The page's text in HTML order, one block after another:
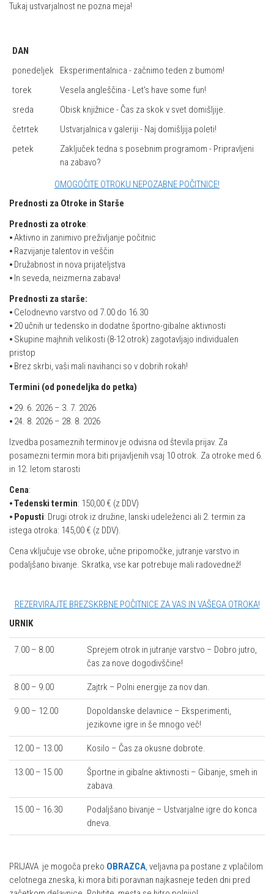
Tukaj ustvarjalnost ne pozna meja!
DAN
ponedeljek
Eksperimentalnica - začnimo teden z bumom!
torek
Vesela angleščina - Let's have some fun!
sreda
Obisk knjižnice - Čas za skok v svet domišljije.
četrtek
Ustvarjalnica v galeriji - Naj domišljija poleti!
petek
Zaključek tedna s posebnim programom - Pripravljeni
na zabavo?
OMOGOČITE OTROKU NEPOZABNE POČITNICE!
Prednosti za Otroke in Starše
Prednosti za otroke:
⦁ Aktivno in zanimivo preživljanje počitnic
⦁ Razvijanje talentov in veščin
⦁ Družabnost in nova prijateljstva
⦁ In seveda, neizmerna zabava!
Prednosti za starše:
⦁ Celodnevno varstvo od 7.00 do 16.30
⦁ 20 učnih ur tedensko in dodatne športno-gibalne aktivnosti
⦁ Skupine majhnih velikosti (8-12 otrok) zagotavljajo individualen
pristop
⦁ Brez skrbi, vaši mali navihanci so v dobrih rokah!
Termini (od ponedeljka do petka)
⦁ 29. 6. 2026 – 3. 7. 2026
⦁ 24. 8. 2026 – 28. 8. 2026
Izvedba posameznih terminov je odvisna od števila prijav. Za
posamezni termin mora biti prijavljenih vsaj 10 otrok. Za otroke med 6.
in 12. letom starosti
Cena:
⦁Tedenski termin: 150,00 € (z DDV)
⦁ Popusti: Drugi otrok iz družine, lanski udeleženci ali 2. termin za
istega otroka: 145,00 € (z DDV).
Cena vključuje vse obroke, učne pripomočke, jutranje varstvo in
podaljšano bivanje. Skratka, vse kar potrebuje mali radovednež!
REZERVIRAJTE BREZSKRBNE POČITNICE ZA VAS IN VAŠEGA OTROKA!
URNIK
7.00 – 8.00
Sprejem otrok in jutranje varstvo – Dobro jutro,
čas za nove dogodivščine!
8.00 – 9.00 Zajtrk – Polni energije za nov dan.
9.00 – 12.00
Dopoldanske delavnice – Eksperimenti,
jezikovne igre in še mnogo več!
12.00 – 13.00 Kosilo – Čas za okusne dobrote.
13.00 – 15.00
Športne in gibalne aktivnosti – Gibanje, smeh in
zabava.
15.00 – 16.30
Podaljšano bivanje – Ustvarjalne igre do konca
dneva.
PRIJAVA je mogoča preko OBRAZCA, veljavna pa postane z vplačilom
celotnega zneska, ki mora biti poravnan najkasneje teden dni pred